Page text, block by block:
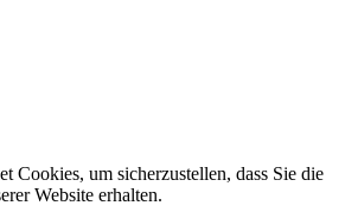
Cookies, um sicherzustellen, dass Sie die
Website erhalten.